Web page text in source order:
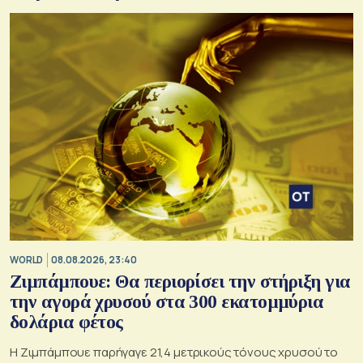
WORLD 08.08.2026, 23:40
Ζιμπάμπουε: Θα περιορίσει την στήριξη για
την αγορά χρυσού στα 300 εκατομμύρια
δολάρια φέτος
Η Ζιμπάμπουε παρήγαγε 21,4 μετρικούς τόνους χρυσού το